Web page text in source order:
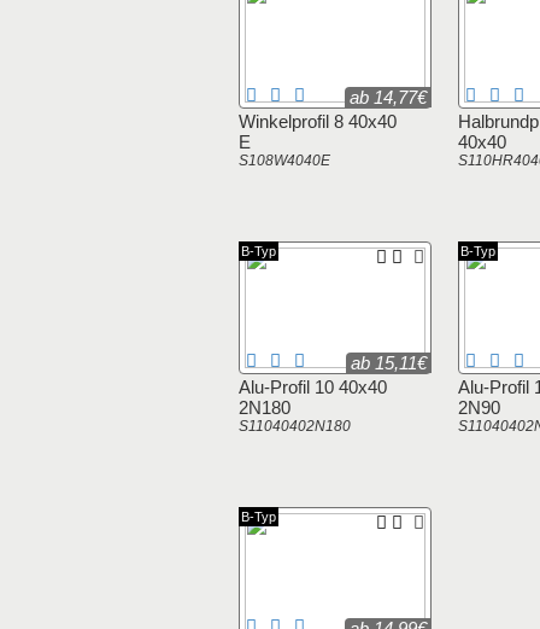
Winkelprofil 8 40x40
E
S108W4040E
ab 14,77€
40x40
Alu-Profil 10 40x40
2N180
S11040402N180
ab 15,11€
B-Typ
Alu-Profil
2N90
B-Typ
B-Typ